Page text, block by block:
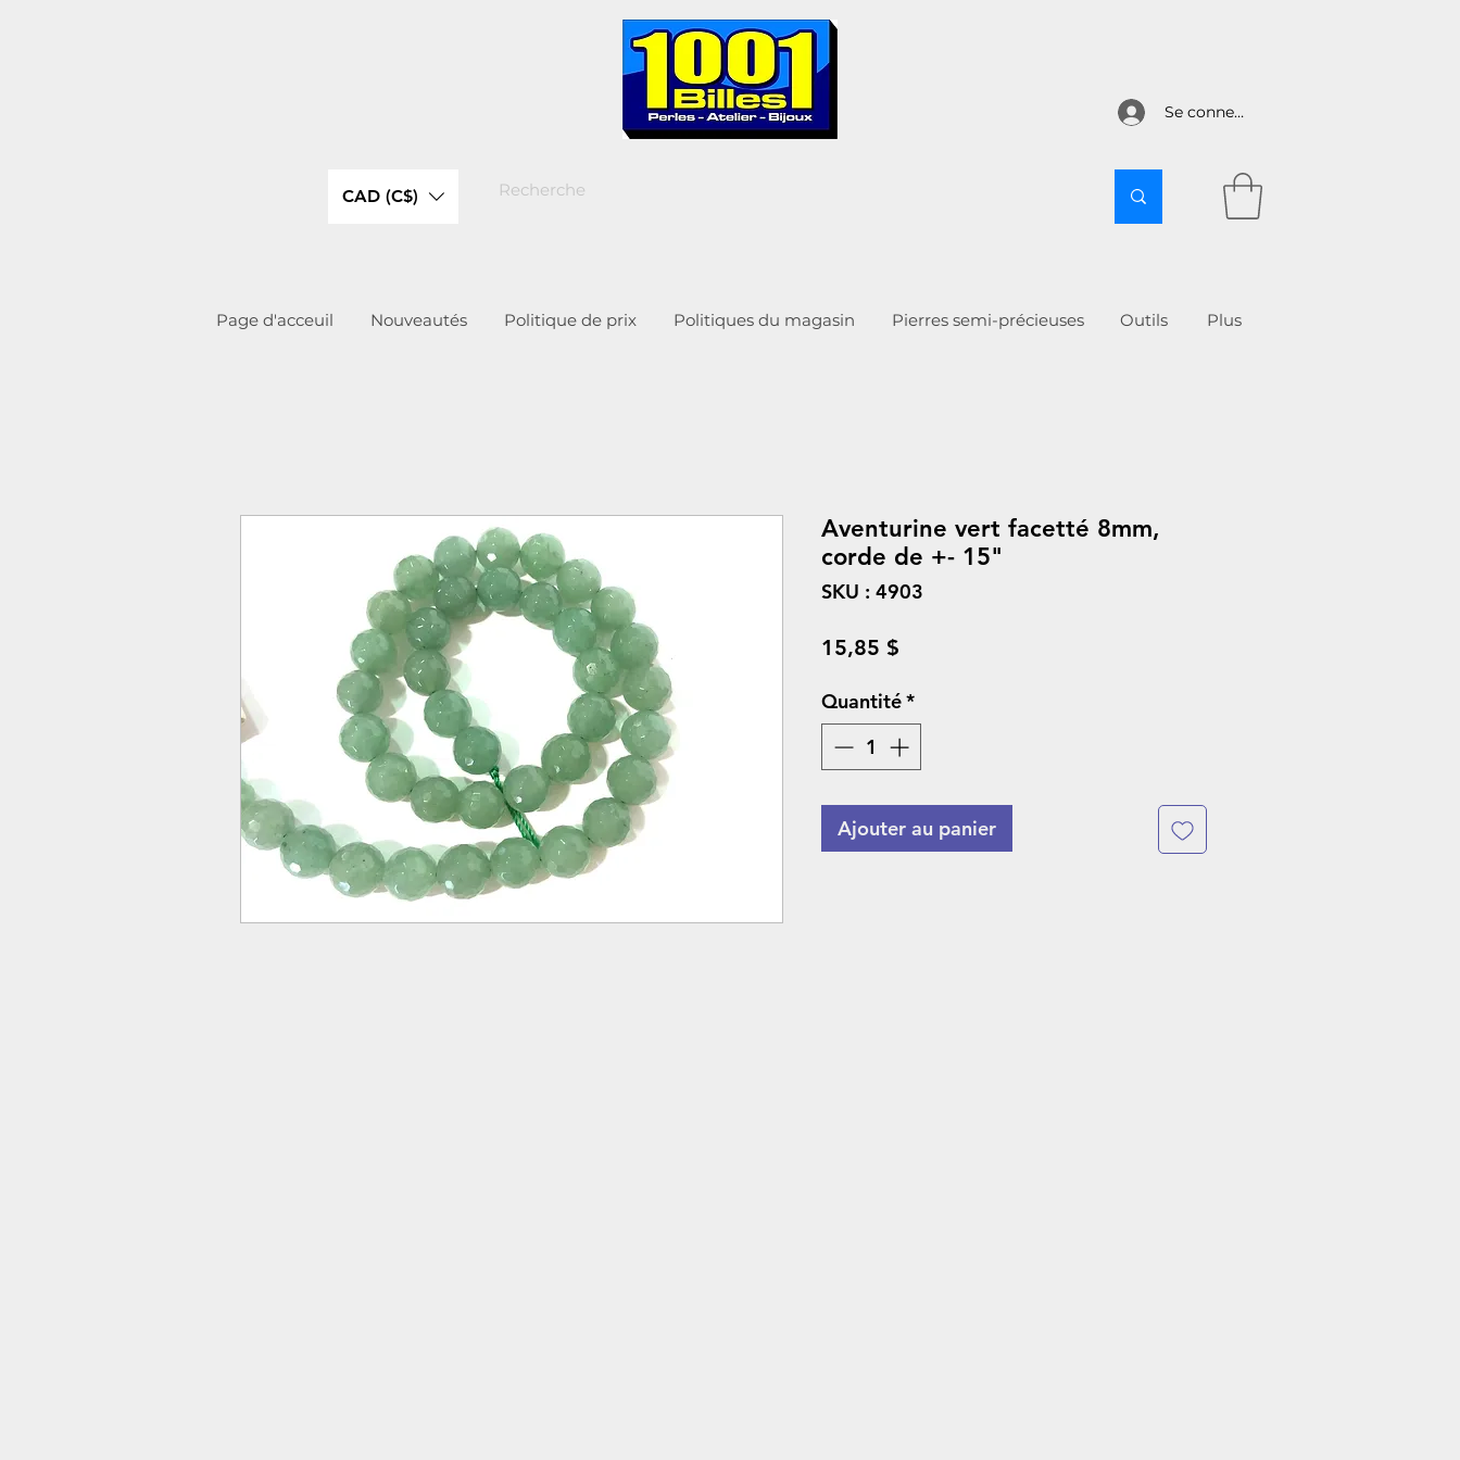
Se connecter
CAD (C$)
Page d'acceuil Nouveautés Politique de prix Politiques du magasin Pierres semi-précieuses Outils More
Aventurine vert facetté 8mm,
corde de +- 15"
SKU : 4903
15,85 $
Quantité*
Ajouter au panier